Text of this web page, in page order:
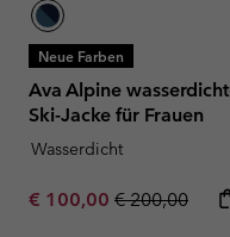
Neue Farben
Ava Alpine
Ski-Jacke für Frauen
Wasserdicht
Sale price:
€ 100,00 Regular
€ 200,00